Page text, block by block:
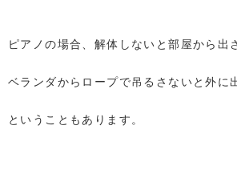
ピアノの場合、解体しないと部屋から出
ベランダからロープで吊るさないと外に
ということもあります。